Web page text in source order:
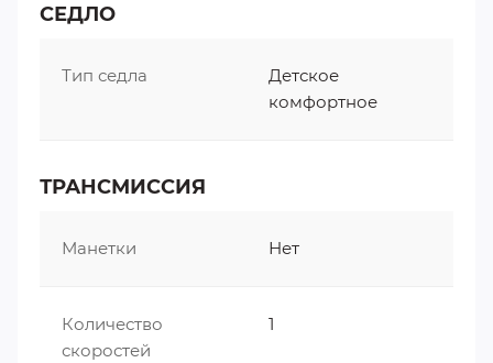
СЕДЛО
Тип седла
Детское
комфортное
ТРАНСМИССИЯ
Манетки Нет
Количество
скоростей
1